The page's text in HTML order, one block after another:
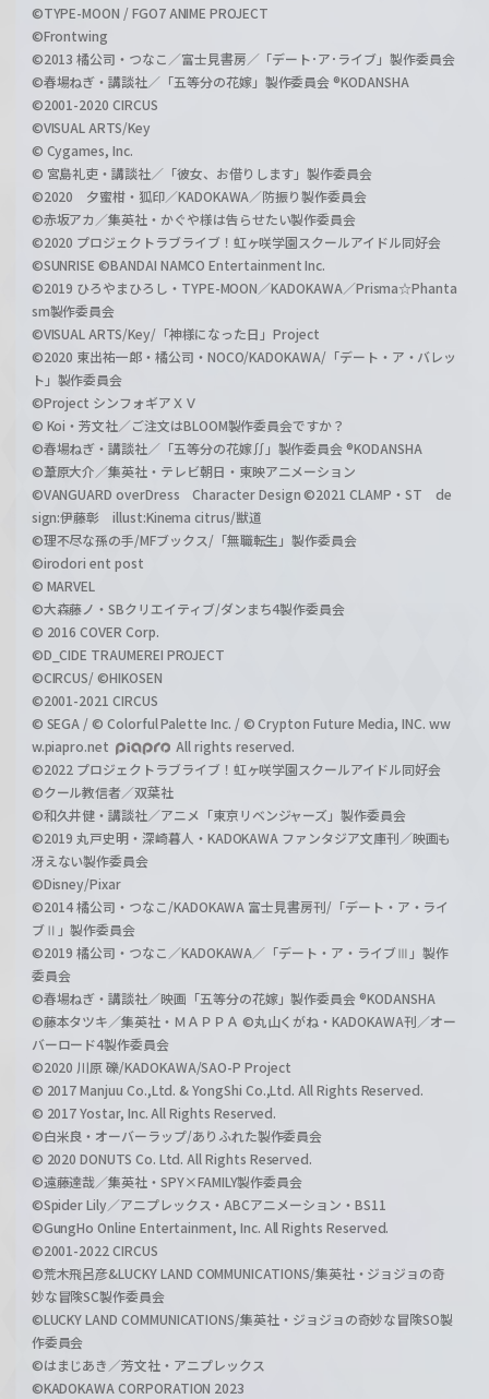
©TYPE-MOON / FGO7 ANIME PROJECT
©Frontwing
©2013 橘公司・つなこ／富士見書房／「デート･ア･ライブ」製作委員会
©春場ねぎ・講談社／「五等分の花嫁」製作委員会 ®KODANSHA
©2001-2020 CIRCUS
©VISUAL ARTS/Key
© Cygames, Inc.
© 宮島礼吏・講談社／「彼女、お借りします」製作委員会
©2020 夕蜜柑・狐印／KADOKAWA／防振り製作委員会
©赤坂アカ／集英社・かぐや様は告らせたい製作委員会
©2020 プロジェクトラブライブ！虹ヶ咲学園スクールアイドル同好会
©SUNRISE ©BANDAI NAMCO Entertainment Inc.
©2019 ひろやまひろし・TYPE-MOON／KADOKAWA／Prisma☆Phanta
sm製作委員会
©VISUAL ARTS/Key/「神様になった日」Project
©2020 東出祐一郎・橘公司・NOCO/KADOKAWA/「デート・ア・バレッ
ト」製作委員会
©Project シンフォギアＸＶ
© Koi・芳文社／ご注文はBLOOM製作委員会ですか？
©春場ねぎ・講談社／「五等分の花嫁∬」製作委員会 ®KODANSHA
©葦原大介／集英社・テレビ朝日・東映アニメーション
©VANGUARD overDress Character Design ©2021 CLAMP・ST de
sign:伊藤彰 illust:Kinema citrus/獣道
©理不尽な孫の手/MFブックス/「無職転生」製作委員会
©irodori ent post
© MARVEL
©大森藤ノ・SBクリエイティブ/ダンまち4製作委員会
© 2016 COVER Corp.
©D_CIDE TRAUMEREI PROJECT
©CIRCUS/ ©HIKOSEN
©2001-2021 CIRCUS
© SEGA / © Colorful Palette Inc. / © Crypton Future Media, INC. ww
w.piapro.net
All rights reserved.
©2022 プロジェクトラブライブ！虹ヶ咲学園スクールアイドル同好会
©クール教信者／双葉社
©和久井健・講談社／アニメ「東京リベンジャーズ」製作委員会
©2019 丸戸史明・深崎暮人・KADOKAWA ファンタジア文庫刊／映画も
冴えない製作委員会
©Disney/Pixar
©2014 橘公司・つなこ/KADOKAWA 富士見書房刊/「デート・ア・ライ
ブⅡ」製作委員会
©2019 橘公司・つなこ／KADOKAWA／「デート・ア・ライブⅢ」製作
委員会
©春場ねぎ・講談社／映画「五等分の花嫁」製作委員会 ®KODANSHA
©藤本タツキ／集英社・ＭＡＰＰＡ ©丸山くがね・KADOKAWA刊／オー
バーロード4製作委員会
©2020 川原 礫/KADOKAWA/SAO-P Project
© 2017 Manjuu Co.,Ltd. & YongShi Co.,Ltd. All Rights Reserved.
© 2017 Yostar, Inc. All Rights Reserved.
©白米良・オーバーラップ/ありふれた製作委員会
© 2020 DONUTS Co. Ltd. All Rights Reserved.
©遠藤達哉／集英社・SPY×FAMILY製作委員会
©Spider Lily／アニプレックス・ABCアニメーション・BS11
©GungHo Online Entertainment, Inc. All Rights Reserved.
©2001-2022 CIRCUS
©荒木飛呂彦&LUCKY LAND COMMUNICATIONS/集英社・ジョジョの奇
妙な冒険SC製作委員会
©LUCKY LAND COMMUNICATIONS/集英社・ジョジョの奇妙な冒険SO製
作委員会
©はまじあき／芳文社・アニプレックス
©KADOKAWA CORPORATION 2023